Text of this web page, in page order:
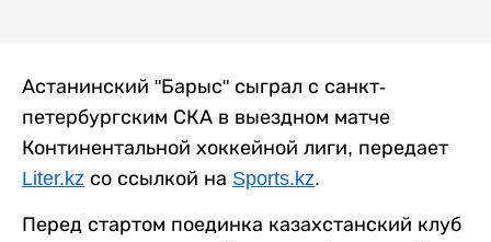
Астанинский "Барыс" сыграл с санкт-
петербургским СКА в выездном матче
Континентальной хоккейной лиги, передает
Liter.kz со ссылкой на Sports.kz.
Перед стартом поединка казахстанский клуб